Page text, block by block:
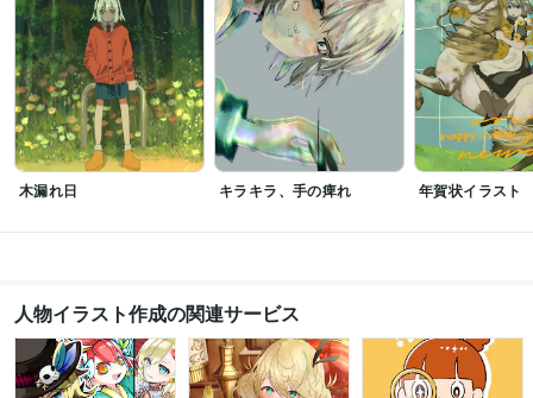
木漏れ日 キラキラ、手の痺れ 年賀状イラスト
人物イラスト作成の関連サービス